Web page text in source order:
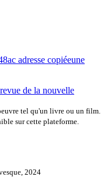
adresse copiéeune
de la nouvelle
tel qu'un livre ou un film.
sur cette plateforme.
2024